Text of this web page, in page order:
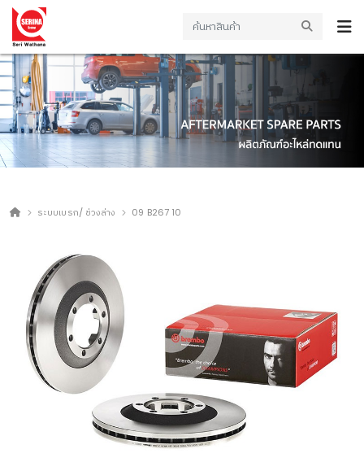
ระบบเบรก/ ช่วงล่าง 09 B267 10